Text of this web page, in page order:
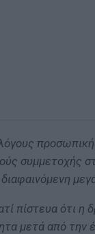
πίστευα ότι η
μετά από την